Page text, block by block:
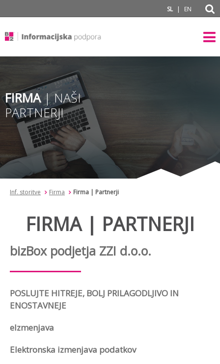
SL | EN
FIRMA| NAŠI
PARTNERJI
Inf. storitve Firma Firma | Partnerji
FIRMA | PARTNERJI
bizBox podjetja ZZI d.o.o.
POSLUJTE HITREJE, BOLJ PRILAGODLJIVO IN
ENOSTAVNEJE
eIzmenjava
Elektronska izmenjava podatkov